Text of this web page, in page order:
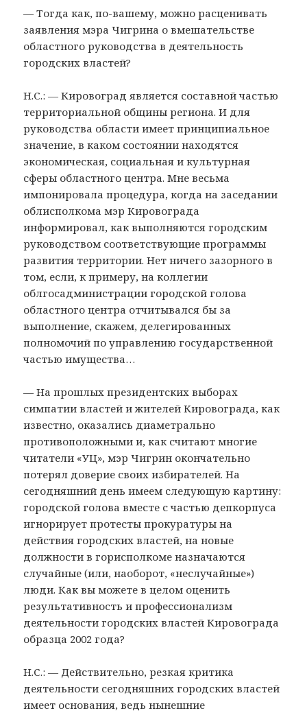
— Тогда как, по-вашему, можно расценивать
заявления мэра Чигрина о вмешательстве
областного руководства в деятельность
городских властей?
Н.С.: — Кировоград является составной частью
территориальной общины региона. И для
руководства области имеет принципиальное
значение, в каком состоянии находятся
экономическая, социальная и культурная
сферы областного центра. Мне весьма
импонировала процедура, когда на заседании
облисполкома мэр Кировограда
информировал, как выполняются городским
руководством соответствующие программы
развития территории. Нет ничего зазорного в
том, если, к примеру, на коллегии
облгосадминистрации городской голова
областного центра отчитывался бы за
выполнение, скажем, делегированных
полномочий по управлению государственной
частью имущества…
— На прошлых президентских выборах
симпатии властей и жителей Кировограда, как
известно, оказались диаметрально
противоположными и, как считают многие
читатели «УЦ», мэр Чигрин окончательно
потерял доверие своих избирателей. На
сегодняшний день имеем следующую картину:
городской голова вместе с частью депкорпуса
игнорирует протесты прокуратуры на
действия городских властей, на новые
должности в горисполкоме назначаются
случайные (или, наоборот, «неслучайные»)
люди. Как вы можете в целом оценить
результативность и профессионализм
деятельности городских властей Кировограда
образца 2002 года?
Н.С.: — Действительно, резкая критика
деятельности сегодняшних городских властей
имеет основания, ведь нынешние